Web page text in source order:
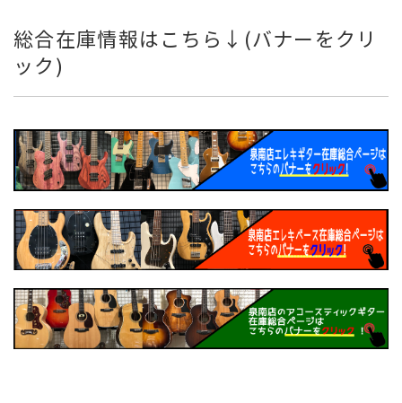
総合在庫情報はこちら↓(バナーをクリ
ック)